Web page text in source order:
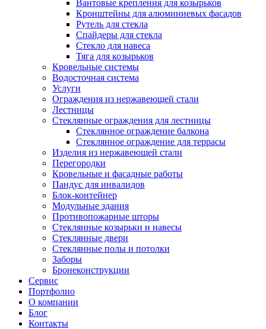
Вантовые крепления для козырьков
Кронштейны для алюминиевых фасадов
Рутель для стекла
Спайдеры для стекла
Стекло для навеса
Тяга для козырьков
Кровельные системы
Водосточная система
Услуги
Ограждения из нержавеющей стали
Лестницы
Стеклянные ограждения для лестницы
Стеклянное ограждение балкона
Стеклянное ограждение для террасы
Изделия из нержавеющей стали
Перегородки
Кровельные и фасадные работы
Пандус для инвалидов
Блок-контейнер
Модульные здания
Противопожарные шторы
Стеклянные козырьки и навесы
Стеклянные двери
Стеклянные полы и потолки
Заборы
Бронеконструкции
Сервис
Портфолио
О компании
Блог
Контакты